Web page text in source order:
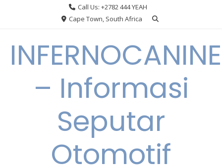
Call Us: +2782 444 YEAH
Cape Town, South Africa
INFERNOCANINE
– Informasi
Seputar
Otomotif